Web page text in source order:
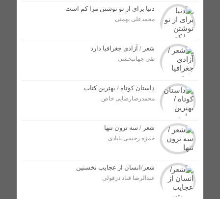
رضا داوودی به عنوان مدیر جدید شرکت توزیع برق در
شهرستان لالی منصوب شد /اعتراض فرماندار به انتصاب بدون
هماهنگی
شهرستان لالی + تصاویر
انتصاب فرمانده جدید نیروی انتظامی شهرستان لالی /
عبدالرضا مردانی جانشین اسکندر بزرگمهری شد + تصاویر
آتش سوزی در مزارع شهرستان لالی؛ هیچ دستگاه اداری پای
فراخوان پانزدهمین سوگواره ملی دلنوشته‌های عاشورایی به
دنیا برای از تو نوشتن مرا کم است
محمدعلی بهمنی
شعر / آزادی جغرافیا دارد
تقی جهانبخشی
داستان کوتاه / بهترین کتاب
محمدرضارضایی خاص
شعر / سه ترون تنها
حمزه رحیمی بابادی
شعر/انسان از عجایب نخستین
عبدالرضا قناد دزفولی